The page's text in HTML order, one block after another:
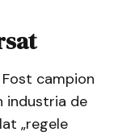
campion
industria de
„regele